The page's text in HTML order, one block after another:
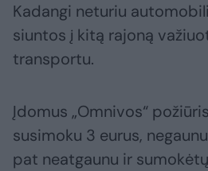
Kadangi neturiu
siuntos į kitą rajoną
transportu.
Įdomus „Omnivos“
susimoku 3 eurus,
pat neatgaunu ir